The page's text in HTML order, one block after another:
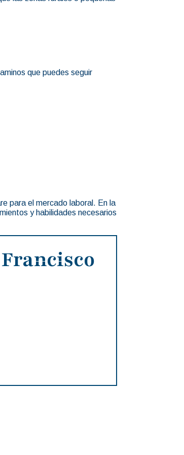
que puedes seguir
para el mercado laboral. En la
y habilidades necesarios